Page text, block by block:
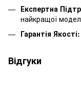
Експертна
найкращої
Гарантія Якості:
Відгуки